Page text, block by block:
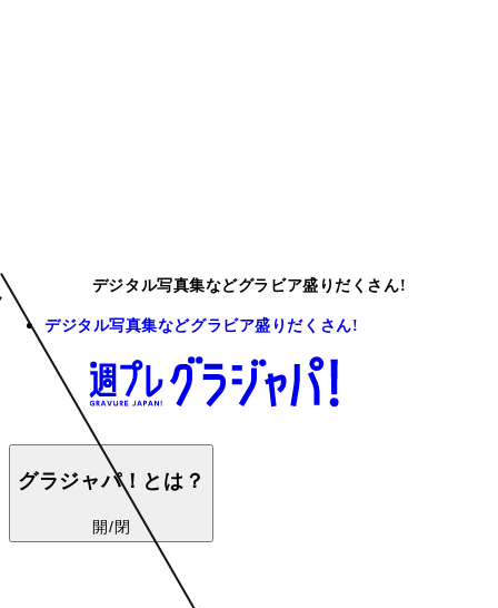
デジタル写真集などグラビア盛りだくさん!
デジタル写真集などグラビア盛りだくさん!
グラジャパ！とは？
開/閉